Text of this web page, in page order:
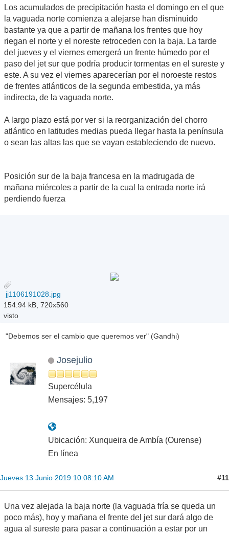
Los acumulados de precipitación hasta el domingo en el que
la vaguada norte comienza a alejarse han disminuido
bastante ya que a partir de mañana los frentes que hoy
riegan el norte y el noreste retroceden con la baja. La tarde
del jueves y el viernes emergerá un frente húmedo por el
paso del jet sur que podría producir tormentas en el sureste y
este. A su vez el viernes aparecerían por el noroeste restos
de frentes atlánticos de la segunda embestida, ya más
indirecta, de la vaguada norte.
A largo plazo está por ver si la reorganización del chorro
atlántico en latitudes medias pueda llegar hasta la península
o sean las altas las que se vayan estableciendo de nuevo.
Posición sur de la baja francesa en la madrugada de
mañana miércoles a partir de la cual la entrada norte irá
perdiendo fuerza
jj1106191028.jpg
154.94 kB, 720x560
visto
"Debemos ser el cambio que queremos ver" (Gandhi)
Josejulio
Supercélula
Mensajes: 5,197
Ubicación: Xunqueira de Ambía (Ourense)
En línea
Jueves 13 Junio 2019 10:08:10 AM #11
Una vez alejada la baja norte (la vaguada fría se queda un
poco más), hoy y mañana el frente del jet sur dará algo de
agua al sureste para pasar a continuación a estar por un